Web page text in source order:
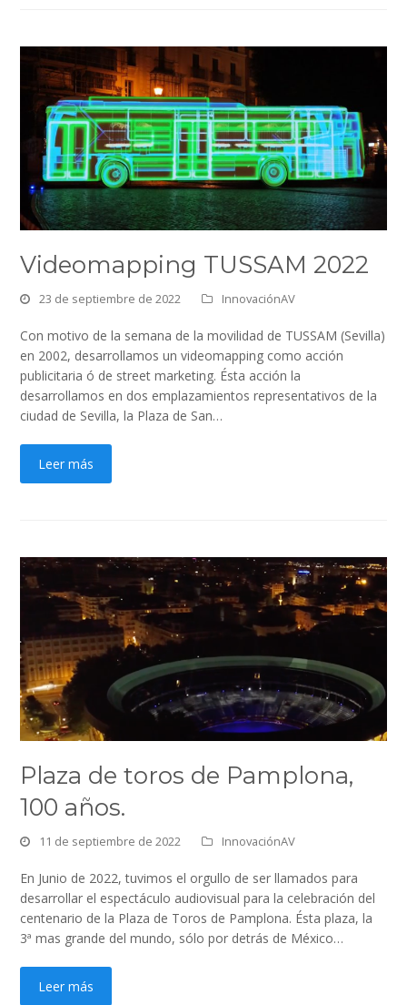
Videomapping TUSSAM 2022
23 de septiembre de 2022 InnovaciónAV
Con motivo de la semana de la movilidad de TUSSAM (Sevilla)
en 2002, desarrollamos un videomapping como acción
publicitaria ó de street marketing. Ésta acción la
desarrollamos en dos emplazamientos representativos de la
ciudad de Sevilla, la Plaza de San…
Leer más
Plaza de toros de Pamplona,
100 años.
11 de septiembre de 2022 InnovaciónAV
En Junio de 2022, tuvimos el orgullo de ser llamados para
desarrollar el espectáculo audiovisual para la celebración del
centenario de la Plaza de Toros de Pamplona. Ésta plaza, la
3ª mas grande del mundo, sólo por detrás de México…
Leer más